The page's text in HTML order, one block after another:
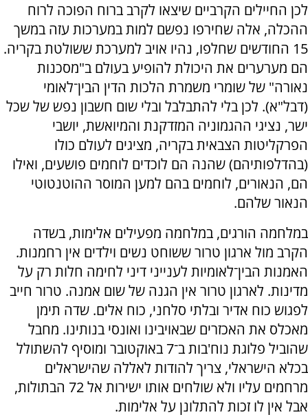
לכן החיילים הקרביים שיצאו לקרב ברוח הפוכה לרוח
ההכלה, אלה שחירפו נפשם למות במערכות עזה במשך
15 החודשים שחלפו, נהיו אויב למערכת ששולטת בקריה.
הם מערערים את היכולת להופיע בעולם ב"מסכנות
נאורה" של שומרי משמרת הלכות הדין הבין־לאומי
(דבל"א). לכן בלי להתבלבל ובלי שום חשבון נפש של שכל
ישר, נציגי ההגמוניה המזדקנת והמיואשת, יושבי
הפרקליטות הצבאית בקריה, מציגים לעולם כולו
(בהדלפותיהם) שהנה הם לוכדים לוחמים פושעים, ואילו
הם, הנאורים, לוחמים בהם למען המוסר ההוטנטוטי
הנאור שלהם.
במלחמה הורגים, במלחמה מפעילים אלימות, בשדה
הקרב מול ארגון טרור ששוחט נשים וילדים אין רחמנות.
האמנות הבין־לאומיות לענייני דיני לחימה חלות רק על
מדינות. לארגון טרור אין הגנה של שום אמנה. טרור חייב
לפגוש כוח אדיר ובלתי סלחני, כוח אלים. שדה תימן
מאכלס את האכזרים שבאויבינו ואונסי בנותינו. מחבל
שהוביל פלוגת נוח'בות ב־7 באוקטובר ומוסיף להשתולל
בכלא הישראלי, צריך להודות לאללה שהישראלים
מרחמים עליו ולא שולחים אותו ישירות אל 72 הבתולות,
אבל אין לו זכות להתלונן על אלימות.